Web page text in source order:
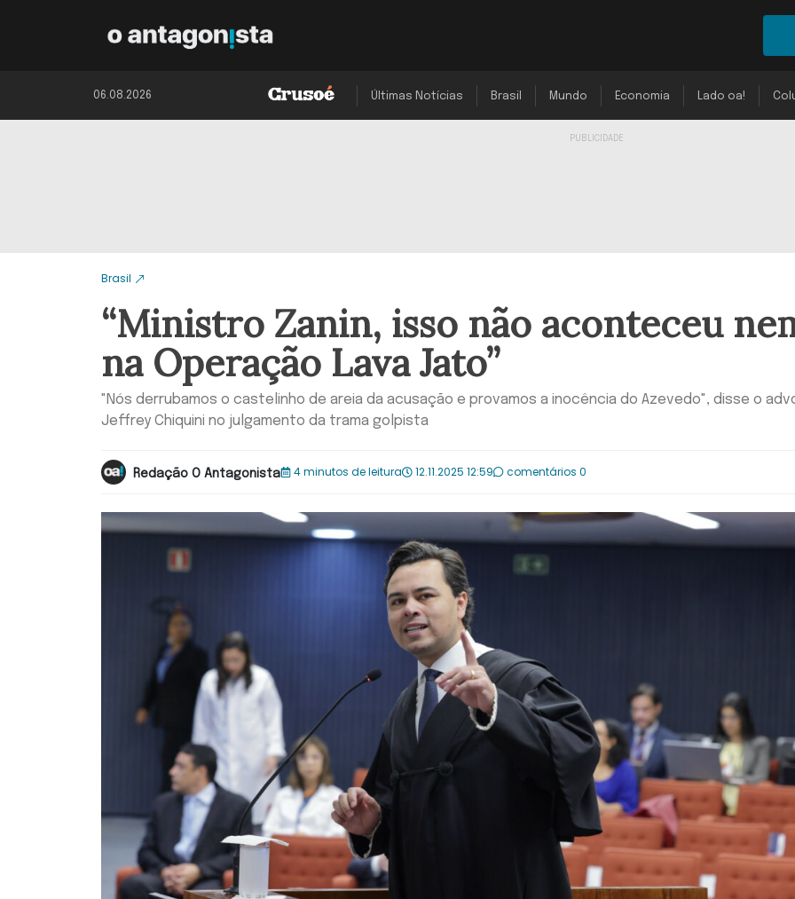
06.08.2026 Últimas Notícias Brasil Mundo Economia Lado oa!
Brasil
“Ministro Zanin, isso não aconteceu
na Operação Lava Jato”
"Nós derrubamos o castelinho de areia da acusação e provamos a inocência do Azevedo", disse o
Jeffrey Chiquini no julgamento da trama golpista
Redação O Antagonista 4 minutos de leitura 12.11.2025 12:59 comentários 0